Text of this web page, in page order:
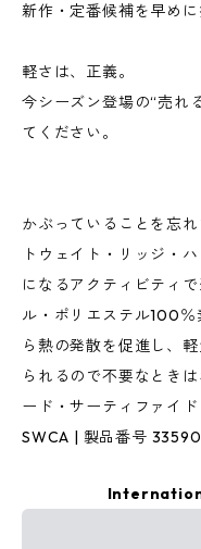
新作・定番候補を早め
軽さは、正義。
今シーズン登場の“売れ
てください。
かぶっていることを忘
トウェイト・リッジ・
になるアクティビティ
ル・ポリエステル100
ら熱の発散を促進し、
られるので不要なとき
ード・サーティファイ
SWCA | 製品番号 33590